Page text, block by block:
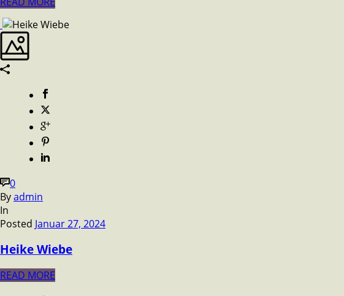
0
Byadmin
In
Posted Januar 27, 2024
Heike Wiebe
READ MORE